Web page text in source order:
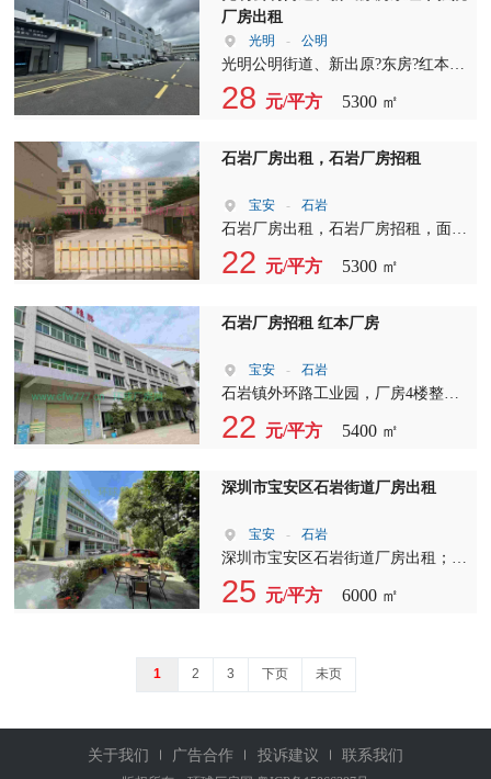
厂房出租
光明 - 公明
光明公明街道、新出原?东房?红本?
院独?厂房出租、厂房1-3层5300平
米、1F5.5米，己电改。
28 元/平方 5300 ㎡
石岩厂房出租，石岩厂房招租
宝安 - 石岩
石岩厂房出租，石岩厂房招租，面积
3300平米，租客现在做线材行业、里
面有前台、办公室、里面水电全齐、
贸易、此处已经注册过的、租金便
者电子行业、里面现成的设备工具可
提供使用、租金好说、详情来电
22 元/平方 5300 ㎡
石岩厂房招租 红本厂房
宝安 - 石岩
石岩镇外环路工业园，厂房4楼整层
4000平，报价26元，园区形象好，交
通便利，实用面积大，红本厂房，合
22 元/平方 5400 ㎡
深圳市宝安区石岩街道厂房出租
宝安 - 石岩
深圳市宝安区石岩街道厂房出租；石
岩塘头第三工业区附近，园区紧邻沈
海高速、南光高速、石岩外环路、等
台，带五吨货梯，空地超大，特别适
合做公司总部、物流行业、电商仓
充足，大车进出方便，大型成熟园
25 元/平方 6000 ㎡
1 2 3 下页 未页
关于我们 广告合作 投诉建议 联系我们